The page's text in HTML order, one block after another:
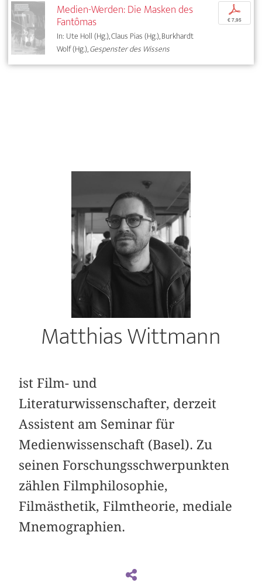
Medien-Werden: Die Masken des
Fantômas
In: Ute Holl (Hg.), Claus Pias (Hg.), Burkhardt
Wolf (Hg.),Gespenster des Wissens
p
€ 7,95
Matthias Wittmann
ist Film- und
Literaturwissenschafter, derzeit
Assistent am Seminar für
Medienwissenschaft (Basel). Zu
seinen Forschungsschwerpunkten
zählen Filmphilosophie,
Filmästhetik, Filmtheorie, mediale
Mnemographien.